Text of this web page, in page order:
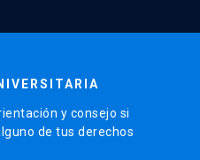
y consejo si
de tus derechos